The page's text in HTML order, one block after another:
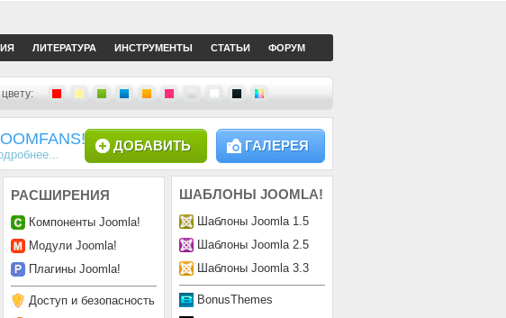
ЛИТЕРАТУРА ИНСТРУМЕНТЫ СТАТЬИ ФОРУМ
ГАЛЕРЕЯ
ДОБАВИТЬ
ШАБЛОНЫ JOOMLA!
Шаблоны Joomla 1.5
Шаблоны Joomla 2.5
Шаблоны Joomla 3.3
BonusThemes
РАСШИРЕНИЯ
Компоненты Joomla!
Модули Joomla!
Плагины Joomla!
Доступ и безопасность